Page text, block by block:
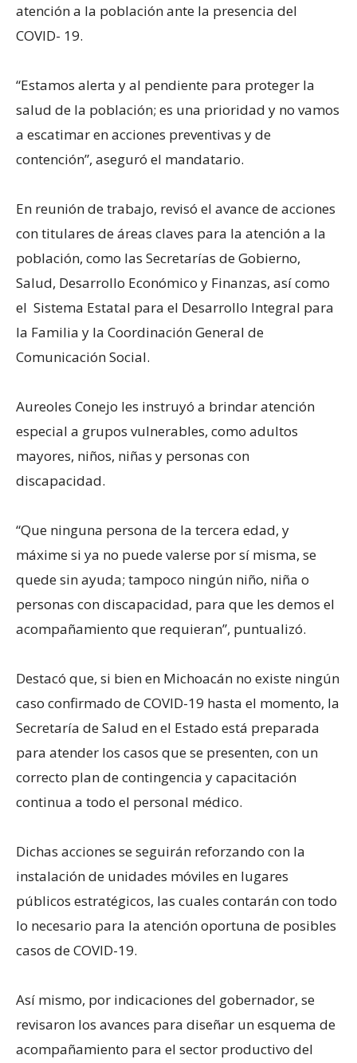
atención a la población ante la presencia del
COVID- 19.
“Estamos alerta y al pendiente para proteger la
salud de la población; es una prioridad y no vamos
a escatimar en acciones preventivas y de
contención”, aseguró el mandatario.
En reunión de trabajo, revisó el avance de acciones
con titulares de áreas claves para la atención a la
población, como las Secretarías de Gobierno,
Salud, Desarrollo Económico y Finanzas, así como
el Sistema Estatal para el Desarrollo Integral para
la Familia y la Coordinación General de
Comunicación Social.
Aureoles Conejo les instruyó a brindar atención
especial a grupos vulnerables, como adultos
mayores, niños, niñas y personas con
discapacidad.
“Que ninguna persona de la tercera edad, y
máxime si ya no puede valerse por sí misma, se
quede sin ayuda; tampoco ningún niño, niña o
personas con discapacidad, para que les demos el
acompañamiento que requieran”, puntualizó.
Destacó que, si bien en Michoacán no existe ningún
caso confirmado de COVID-19 hasta el momento, la
Secretaría de Salud en el Estado está preparada
para atender los casos que se presenten, con un
correcto plan de contingencia y capacitación
continua a todo el personal médico.
Dichas acciones se seguirán reforzando con la
instalación de unidades móviles en lugares
públicos estratégicos, las cuales contarán con todo
lo necesario para la atención oportuna de posibles
casos de COVID-19.
Así mismo, por indicaciones del gobernador, se
revisaron los avances para diseñar un esquema de
acompañamiento para el sector productivo del